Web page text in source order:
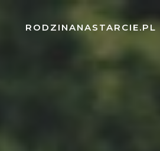
to
content
RODZINANASTARCIE.PL